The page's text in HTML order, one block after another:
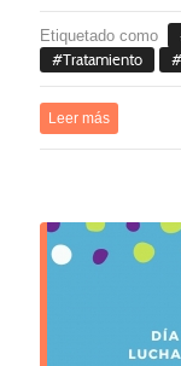
Etiquetado como
Tratamiento
Leer más